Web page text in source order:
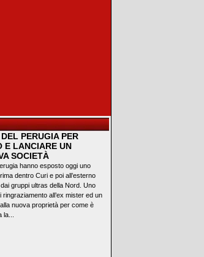
PERUGIA PER
E LANCIARE UN
SOCIETÀ
hanno esposto oggi uno
dentro Curi e poi all’esterno
gruppi ultras della Nord. Uno
ringraziamento all’ex mister ed un
nuova proprietà per come è